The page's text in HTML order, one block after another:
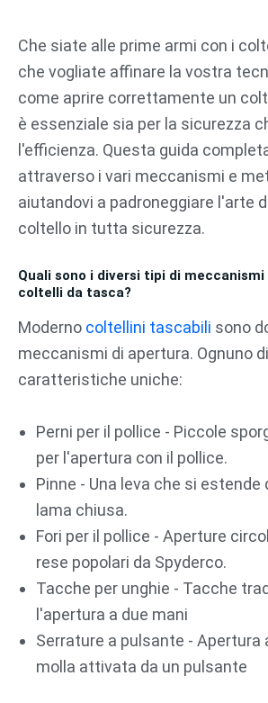
contenuto
Che siate alle prime armi con i
che vogliate affinare la vostra
come aprire correttamente un
è essenziale sia per la sicurezza
l'efficienza. Questa guida
attraverso i vari meccanismi e
aiutandovi a padroneggiare l'arte
coltello in tutta sicurezza.
Quali sono i diversi tipi di
coltelli da tasca?
Moderno coltellini tascabili sono
meccanismi di apertura. Ognuno
caratteristiche uniche:
Perni per il pollice - Piccole
per l'apertura con il pollice.
Pinne - Una leva che si estende
lama chiusa.
Fori per il pollice - Aperture
rese popolari da Spyderco.
Tacche per unghie - Tacche
l'apertura a due mani
Serrature a pulsante -
molla attivata da un pulsante